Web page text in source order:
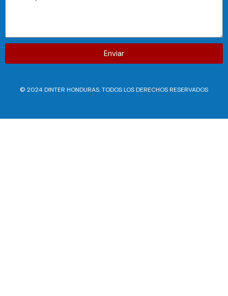
Enviar
© 2024 DINTER HONDURAS. TODOS LOS DERECHOS RESERVADOS